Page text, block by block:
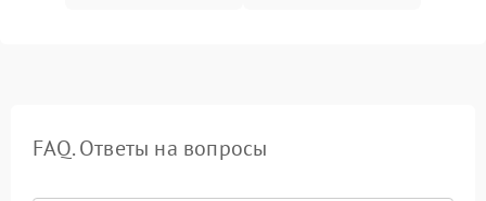
FAQ. Ответы на вопросы